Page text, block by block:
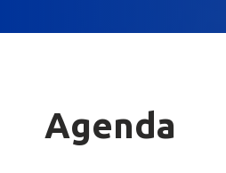
Agenda